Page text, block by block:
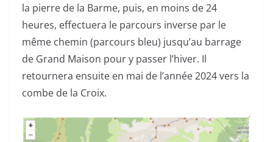
la pierre de la Barme, puis, en moins de 24
heures, effectuera le parcours inverse par le
même chemin (parcours bleu) jusqu’au barrage
de Grand Maison pour y passer l’hiver. Il
retournera ensuite en mai de l’année 2024 vers la
combe de la Croix.